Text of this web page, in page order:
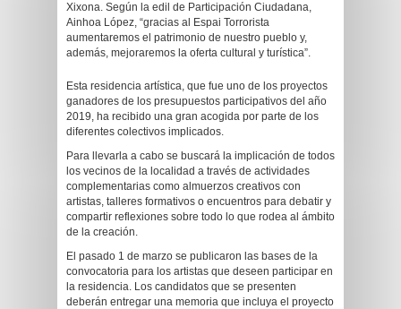
Xixona. Según la edil de Participación Ciudadana,
Ainhoa López, “gracias al Espai Torrorista
aumentaremos el patrimonio de nuestro pueblo y,
además, mejoraremos la oferta cultural y turística”.
Esta residencia artística, que fue uno de los proyectos
ganadores de los presupuestos participativos del año
2019, ha recibido una gran acogida por parte de los
diferentes colectivos implicados.
Para llevarla a cabo se buscará la implicación de todos
los vecinos de la localidad a través de actividades
complementarias como almuerzos creativos con
artistas, talleres formativos o encuentros para debatir y
compartir reflexiones sobre todo lo que rodea al ámbito
de la creación.
El pasado 1 de marzo se publicaron las bases de la
convocatoria para los artistas que deseen participar en
la residencia. Los candidatos que se presenten
deberán entregar una memoria que incluya el proyecto